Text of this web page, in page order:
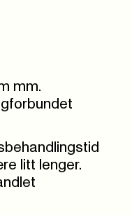
mm.
litt lenger.